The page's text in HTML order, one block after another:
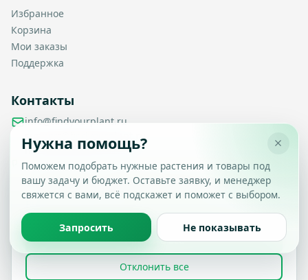
Избранное
Корзина
Мои заказы
Поддержка
Контакты
info@findyourplant.ru
support@findyourplant.ru
findyourplantofficial@gmail.com
+7 929 115-17-50
Санкт-Петербург, Гражданский проспект, д. 104, корп. 1,
литера А, офис 430
© 2026 Find Your Plant. Все права защищены.
Настройка конфиденциальности
Вы можете выбрать, какие типы файлов cookie
разрешить.
Политика обработки данных
Принять все
Отклонить все
Нужна помощь?
Поможем подобрать нужные растения и товары под
вашу задачу и бюджет. Оставьте заявку, и менеджер
свяжется с вами, всё подскажет и поможет с выбором.
Запросить Не показывать